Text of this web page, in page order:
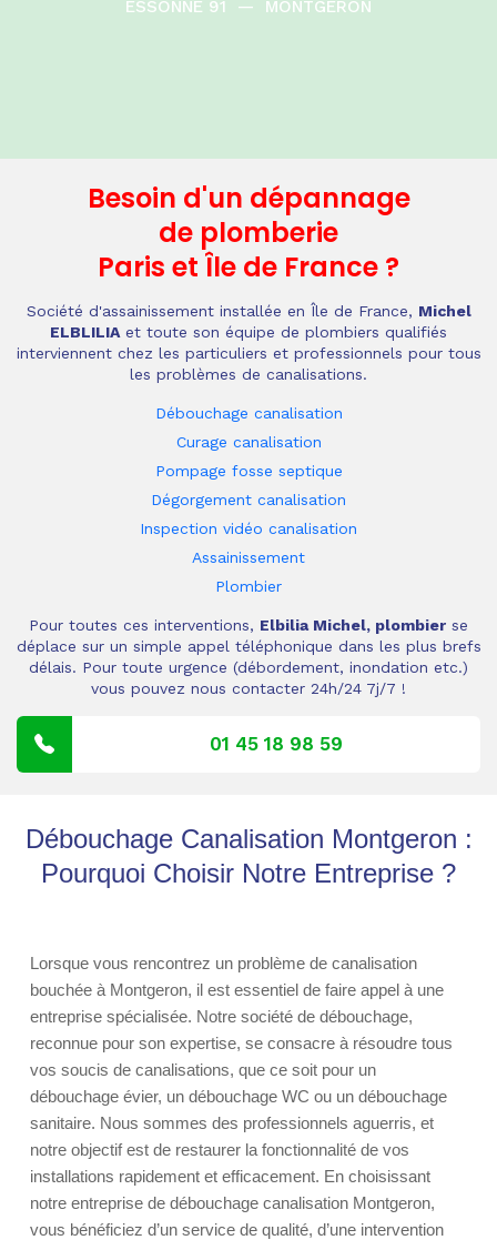
ESSONNE 91
— MONTGERON
Besoin d'un dépannage
de plomberie
Paris et Île de France ?
Société d'assainissement installée en Île de France, Michel
ELBLILIA et toute son équipe de plombiers qualifiés
interviennent chez les particuliers et professionnels pour tous
les problèmes de canalisations.
Débouchage canalisation
Curage canalisation
Pompage fosse septique
Dégorgement canalisation
Inspection vidéo canalisation
Assainissement
Plombier
Pour toutes ces interventions, Elbilia Michel, plombier se
déplace sur un simple appel téléphonique dans les plus brefs
délais. Pour toute urgence (débordement, inondation etc.)
vous pouvez nous contacter 24h/24 7j/7 !
01 45 18 98 59
Débouchage Canalisation Montgeron :
Pourquoi Choisir Notre Entreprise ?
Lorsque vous rencontrez un problème de canalisation
bouchée à Montgeron, il est essentiel de faire appel à une
entreprise spécialisée. Notre société de débouchage,
reconnue pour son expertise, se consacre à résoudre tous
vos soucis de canalisations, que ce soit pour un
débouchage évier, un débouchage WC ou un débouchage
sanitaire. Nous sommes des professionnels aguerris, et
notre objectif est de restaurer la fonctionnalité de vos
installations rapidement et efficacement. En choisissant
notre entreprise de débouchage canalisation Montgeron,
vous bénéficiez d’un service de qualité, d’une intervention